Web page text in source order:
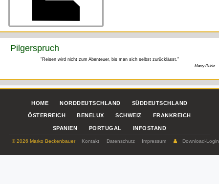
Pilgerspruch
"Reisen wird nicht zum Abenteuer, bis man sich selbst zurücklässt."
Marty Rubin
HOME NORDDEUTSCHLAND SÜDDEUTSCHLAND
ÖSTERREICH BENELUX SCHWEIZ FRANKREICH
SPANIEN PORTUGAL INFOSTAND
© 2026 Marko Beckenbauer Kontakt Datenschutz Impressum Download-Login